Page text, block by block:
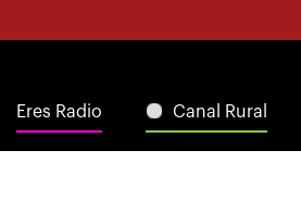
Eres Radio Canal Rural